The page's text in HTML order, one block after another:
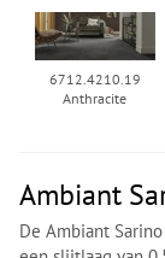
6712.4210.19
Anthracite
Ambiant
De Ambiant